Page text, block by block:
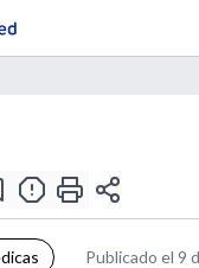
Publicado el 9